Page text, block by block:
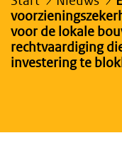
voor de lokale
rechtvaardiging
investering te